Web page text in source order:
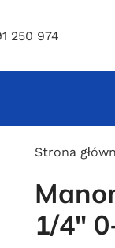
250 974
Strona
1/4″